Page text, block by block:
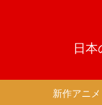
日
新作アニメ